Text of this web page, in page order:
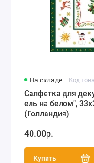
На складе Код
Салфетка для
ель на белом",
(Голландия)
40.00р.
Купить